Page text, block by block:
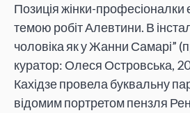
Позиція жінки-професіоналки
темою робіт Алевтини. В
чоловіка як у Жанни Самарі”
куратор: Олеся Островська,
Кахідзе провела буквальну
відомим портретом пензля